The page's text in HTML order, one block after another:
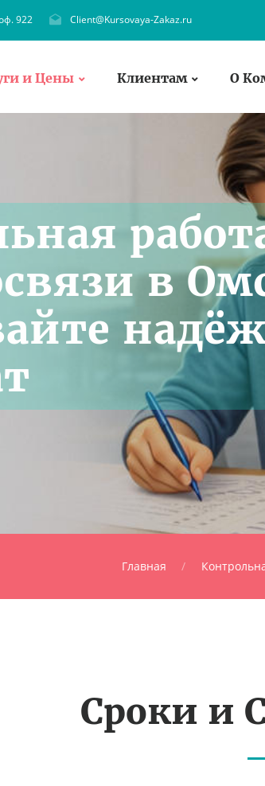
922 Client@Kursovaya-Zakaz.ru
и Цены Клиентам О
в
Главная
Сроки и